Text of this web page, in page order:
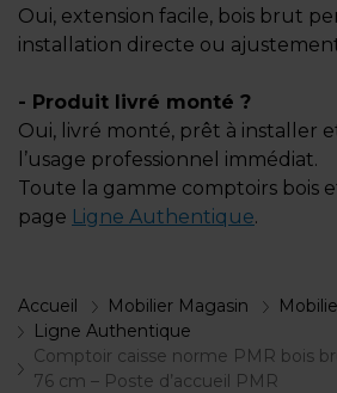
Oui, extension facile, bois brut
installation directe ou
- Produit livré monté ?
Oui, livré monté, prêt à installer
l’usage professionnel immédiat.
Toute la gamme comptoirs bois
page Ligne Authentique.
Accueil Mobilier Magasin
Ligne Authentique
Comptoir caisse norme PMR bois
76 cm – Poste d’accueil PMR